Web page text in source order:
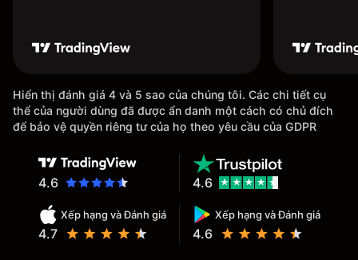
Hiển thị đánh giá 4 và 5 sao của chúng tôi. Các chi tiết cụ
thể của người dùng đã được ẩn danh một cách có chủ đích
để bảo vệ quyền riêng tư của họ theo yêu cầu của GDPR
4.6
Xếp hạng và Đánh giá
4.7
Xếp hạng và Đánh giá
4.6
4.6